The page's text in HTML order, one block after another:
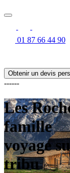
01 87 66 44 90
Obtenir un devis
------
Les
famille
voyage
tribu